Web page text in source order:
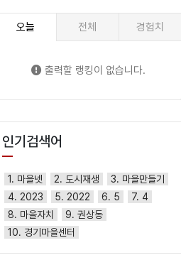
오늘 전체 경험치
출력할 랭킹이 없습니다.
인기검색어
1. 마을넷 2. 도시재생
3. 마을만들기
4. 2023
5. 2022 6. 5
7. 4
8. 마을자치
9. 권상동
10. 경기마을센터